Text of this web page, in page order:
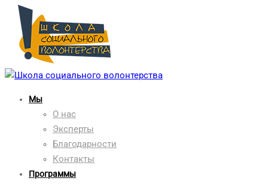
Мы
О нас
Эксперты
Благодарности
Контакты
Программы